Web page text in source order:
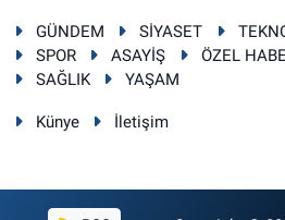
GÜNDEM SİYASET
SPOR
ASAYİŞ ÖZEL
SAĞLIK
YAŞAM
Künye İletişim